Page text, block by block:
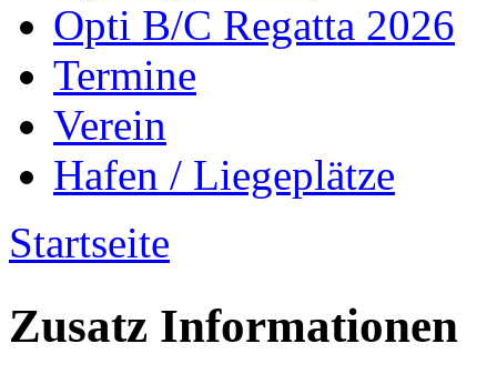
Opti B/C Regatta 2026
Termine
Verein
Hafen / Liegeplätze
Sie sind hier
Startseite
Zusatz Informationen